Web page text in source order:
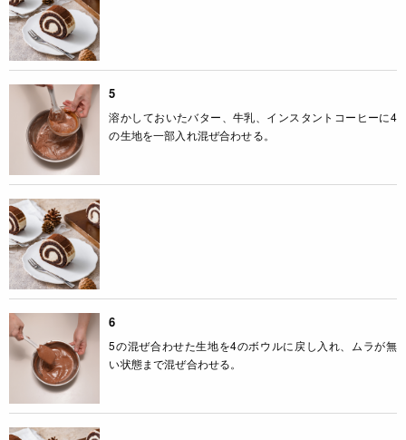
5
溶かしておいたバター、牛乳、インスタントコーヒーに4
の生地を一部入れ混ぜ合わせる。
6
5の混ぜ合わせた生地を4のボウルに戻し入れ、ムラが無
い状態まで混ぜ合わせる。